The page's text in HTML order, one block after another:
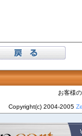
お客様
Copyright(c) 2004-2005